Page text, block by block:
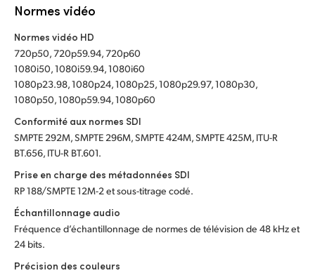
Normes vidéo
Normes vidéo HD
720p50, 720p59.94, 720p60
1080i50, 1080i59.94, 1080i60
1080p23.98, 1080p24, 1080p25, 1080p29.97, 1080p30,
1080p50, 1080p59.94, 1080p60
Conformité aux normes SDI
SMPTE 292M, SMPTE 296M, SMPTE 424M, SMPTE 425M, ITU-R
BT.656, ITU-R BT.601.
Prise en charge des métadonnées SDI
RP 188/SMPTE 12M-2 et sous-titrage codé.
Échantillonnage audio
Fréquence d’échantillonnage de normes de télévision de 48 kHz et
24 bits.
Précision des couleurs